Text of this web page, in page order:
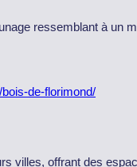
ressemblant à un
de-florimond/
villes, offrant des